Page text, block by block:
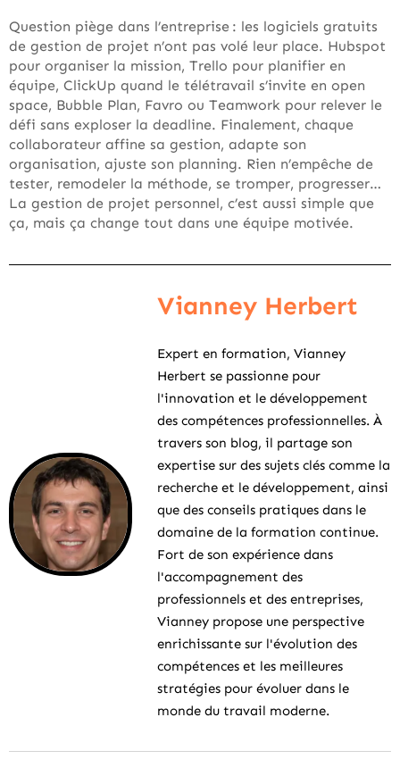
Question piège dans l’entreprise : les logiciels gratuits
de gestion de projet n’ont pas volé leur place. Hubspot
pour organiser la mission, Trello pour planifier en
équipe, ClickUp quand le télétravail s’invite en open
space, Bubble Plan, Favro ou Teamwork pour relever le
défi sans exploser la deadline. Finalement, chaque
collaborateur affine sa gestion, adapte son
organisation, ajuste son planning. Rien n’empêche de
tester, remodeler la méthode, se tromper, progresser…
La gestion de projet personnel, c’est aussi simple que
ça, mais ça change tout dans une équipe motivée.
Vianney Herbert
Expert en formation, Vianney
Herbert se passionne pour
l'innovation et le développement
des compétences professionnelles. À
travers son blog, il partage son
expertise sur des sujets clés comme la
recherche et le développement, ainsi
que des conseils pratiques dans le
domaine de la formation continue.
Fort de son expérience dans
l'accompagnement des
professionnels et des entreprises,
Vianney propose une perspective
enrichissante sur l'évolution des
compétences et les meilleures
stratégies pour évoluer dans le
monde du travail moderne.